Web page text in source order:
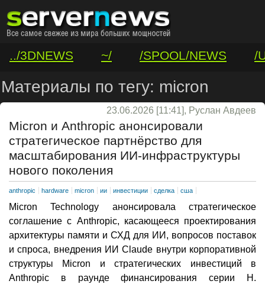
../3DNEWS ~/ /SPOOL/NEWS
/
/VAR/CONTACT
Материалы по тегу: micron
23.06.2026 [11:41], Руслан Авдеев
Micron и Anthropic анонсировали
стратегическое партнёрство для
масштабирования ИИ-инфраструктуры
нового поколения
anthropic hardware micron ии инвестиции сделка сша
Micron Technology анонсировала стратегическое
соглашение с Anthropic, касающееся проектирования
архитектуры памяти и СХД для ИИ, вопросов поставок
и спроса, внедрения ИИ Claude внутри корпоративной
структуры Micron и стратегических инвестиций в
Anthropic в раунде финансирования серии H.